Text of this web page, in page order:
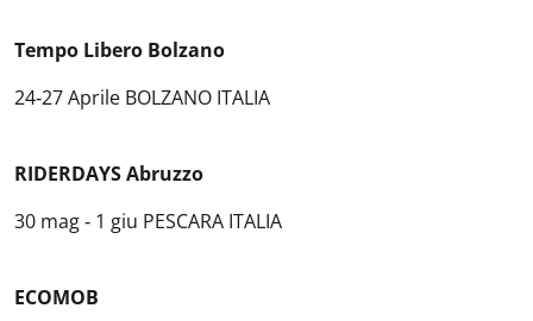
Tempo Libero Bolzano
24‐27 Aprile BOLZANO ITALIA
RIDERDAYS Abruzzo
30 mag ‐ 1 giu PESCARA ITALIA
ECOMOB